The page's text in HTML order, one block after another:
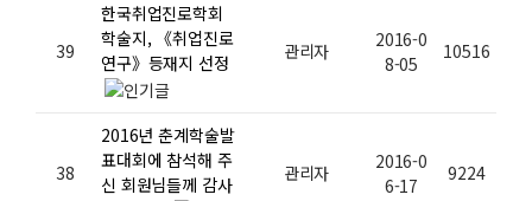
39
한국취업진로학회
학술지, 《취업진로
연구》등재지 선정
관리자
2016-0
8-05
10516
38
2016년 춘계학술발
표대회에 참석해 주
신 회원님들께 감사
관리자
2016-0
6-17
9224